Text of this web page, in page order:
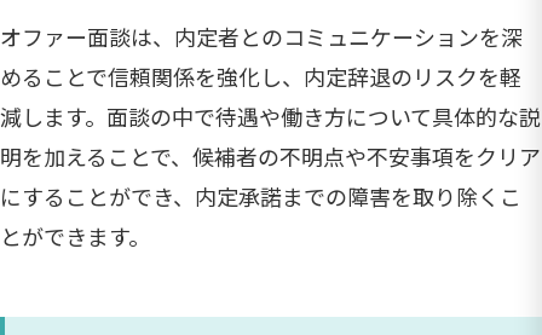
オファー面談は、内定者とのコミュニケーションを深
めることで信頼関係を強化し、内定辞退のリスクを軽
減します。面談の中で待遇や働き方について具体的な説
明を加えることで、候補者の不明点や不安事項をクリア
にすることができ、内定承諾までの障害を取り除くこ
とができます。